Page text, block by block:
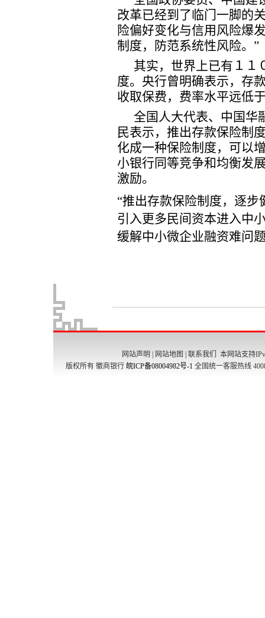
网站声明 网站地图 联系我们
本网站支持
版权所有 徽商银行 皖ICP备08004982号-1 全国统一客服热线